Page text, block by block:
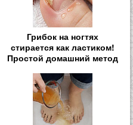
Грибок на ногтях
стирается как ластиком!
Простой домашний метод